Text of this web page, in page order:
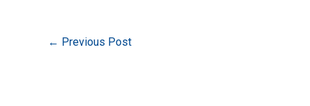
← Previous Post